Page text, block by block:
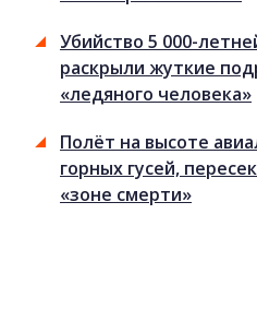
Убийство 5 000-
раскрыли жуткие
«ледяного человека»
Полёт на высоте
горных гусей,
«зоне смерти»